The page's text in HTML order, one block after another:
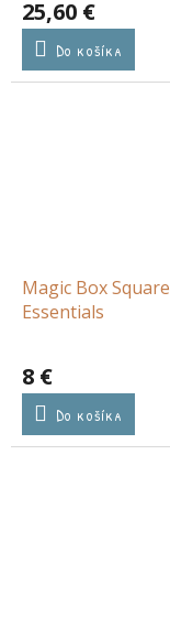
25,60 €
Do košíka
Magic Box Square
Essentials
8 €
Do košíka